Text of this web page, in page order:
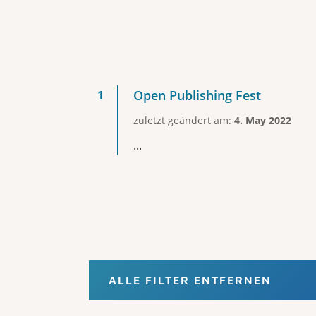
Open Publishing Fest
zuletzt geändert am: 4. May 2022
...
ALLE FILTER ENTFERNEN